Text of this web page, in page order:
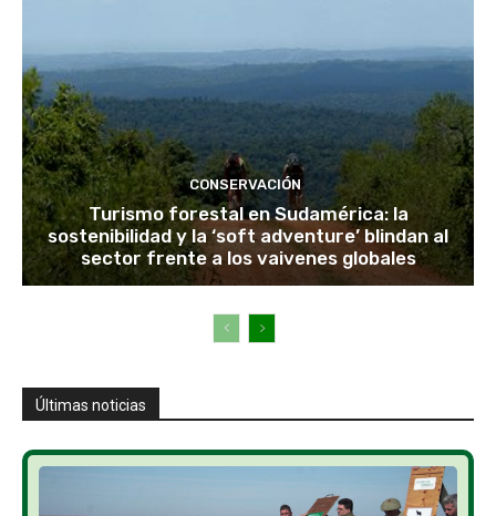
CONSERVACIÓN
Turismo forestal en Sudamérica: la
sostenibilidad y la ‘soft adventure’ blindan al
sector frente a los vaivenes globales
Últimas noticias